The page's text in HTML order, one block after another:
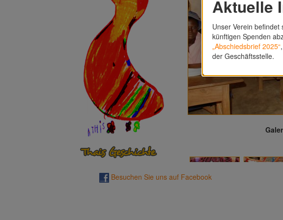
Besuchen Sie uns auf Facebook
Aktuelle
Unser Verein
künftigen Spenden
„Abschiedsbrief 2025“
der Geschäftsstelle.